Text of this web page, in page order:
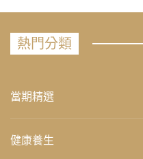
熱門分類
當期精選
健康養生